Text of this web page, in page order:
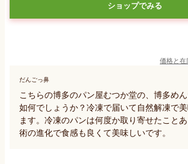
ショップでみる
価格と在
だんごっ鼻
こちらの博多のパン屋むつか堂の、博多め
如何でしょうか？冷凍で届いて自然解凍で
ます。冷凍のパンは何度か取り寄せたこと
術の進化で食感も良くて美味しいです。